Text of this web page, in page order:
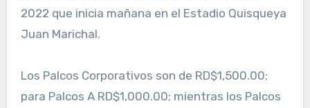
2022 que inicia mañana en el Estadio Quisqueya
Juan Marichal.
Los Palcos Corporativos son de RD$1,500.00;
para Palcos A RD$1,000.00; mientras los Palcos